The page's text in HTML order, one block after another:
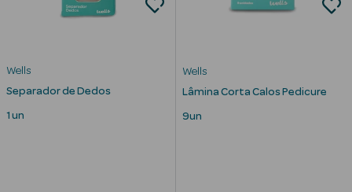
Wells
Separador de Dedos
1 un
Wells
Lâmina Corta Calos Pedicure
9un